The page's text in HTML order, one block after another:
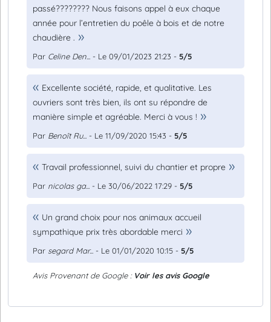
passé???????? Nous faisons appel à eux chaque
année pour l’entretien du poêle à bois et de notre
chaudière .
Par Celine Den... - Le 09/01/2023 21:23 - 5/5
Excellente société, rapide, et qualitative. Les
ouvriers sont très bien, ils ont su répondre de
manière simple et agréable. Merci à vous !
Par Benoît Ru... - Le 11/09/2020 15:43 - 5/5
Travail professionnel, suivi du chantier et propre
Par nicolas ga... - Le 30/06/2022 17:29 - 5/5
Un grand choix pour nos animaux accueil
sympathique prix très abordable merci
Par segard Mar... - Le 01/01/2020 10:15 - 5/5
Avis Provenant de Google : Voir les avis Google